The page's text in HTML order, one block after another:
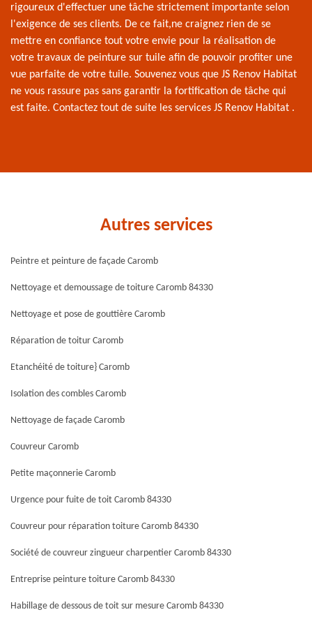
rigoureux d'effectuer une tâche strictement importante selon
l'exigence de ses clients. De ce fait,ne craignez rien de se
mettre en confiance tout votre envie pour la réalisation de
votre travaux de peinture sur tuile afin de pouvoir profiter une
vue parfaite de votre tuile. Souvenez vous que JS Renov Habitat
ne vous rassure pas sans garantir la fortification de tâche qui
est faite. Contactez tout de suite les services JS Renov Habitat .
Autres services
Peintre et peinture de façade Caromb
Nettoyage et demoussage de toiture Caromb 84330
Nettoyage et pose de gouttière Caromb
Réparation de toitur Caromb
Etanchéité de toiture} Caromb
Isolation des combles Caromb
Nettoyage de façade Caromb
Couvreur Caromb
Petite maçonnerie Caromb
Urgence pour fuite de toit Caromb 84330
Couvreur pour réparation toiture Caromb 84330
Société de couvreur zingueur charpentier Caromb 84330
Entreprise peinture toiture Caromb 84330
Habillage de dessous de toit sur mesure Caromb 84330